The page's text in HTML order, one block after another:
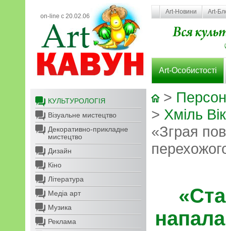
on-line с 20.02.06
Art-Новини Art-
Art-Особистості
КУЛЬТУРОЛОГІЯ
Візуальне мистецтво
Декоративно-прикладне
мистецтво
Дизайн
Кіно
Література
Медіа арт
Музика
Реклама
>
> Хміль
«Зграя